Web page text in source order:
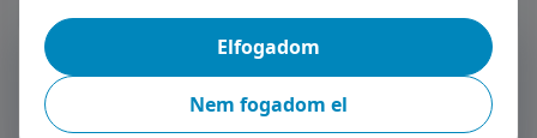
Feliratkozás a Triton
Hírlevélre
Nem fogadom el
Elfogadom